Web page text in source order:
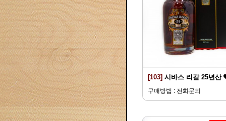
[103] 시바스 리갈 25년산
구매방법 : 전화문의